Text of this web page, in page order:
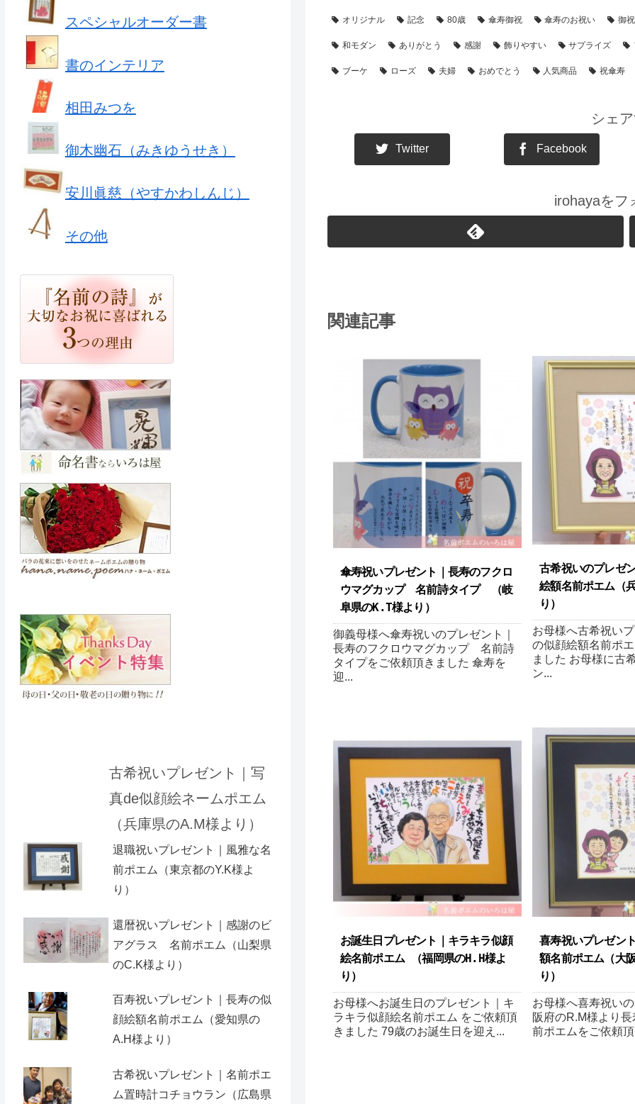
オリジナル 記念 80歳 傘寿御祝 傘寿のお祝い 御祝
和モダン ありがとう 感謝 飾りやすい サプライズ
ブーケ ローズ 夫婦 おめでとう 人気商品 祝傘寿
シェ
Twitter Facebook
irohayaをフ
関連記事
傘寿祝いプレゼント｜長寿のフクロ
ウマグカップ 名前詩タイプ （岐
阜県のK.T様より ）
御義母様へ傘寿祝いのプレゼント｜
長寿のフクロウマグカップ 名前詩
タイプをご依頼頂きました 傘寿を
迎...
古希祝いのプレゼ
絵額名前ポエム （
り ）
お母様へ古希祝い
の似顔絵額名前ポ
ました お母様に古
ン...
お誕生日プレゼント｜キラキラ似顔
絵名前ポエム （福岡県のH.H様よ
り ）
お母様へお誕生日のプレゼント｜キ
ラキラ似顔絵名前ポエム をご依頼頂
きました 79歳のお誕生日を迎え...
喜寿祝いプレゼン
額名前ポエム（大
り ）
お母様へ喜寿祝い
阪府のR.M様より
前ポエムをご依頼
スペシャルオーダー書
書のインテリア
相田みつを
御木幽石（みきゆうせき）
安川眞慈（やすかわしんじ）
その他
古希祝いプレゼント｜写
真de似顔絵ネームポエム
（兵庫県のA.M様より）
退職祝いプレゼント｜風雅な名
前ポエム（東京都のY.K様よ
り）
還暦祝いプレゼント｜感謝のビ
アグラス 名前ポエム（山梨県
のC.K様より）
百寿祝いプレゼント｜長寿の似
顔絵額名前ポエム（愛知県の
A.H様より ）
古希祝いプレゼント｜名前ポエ
ム置時計コチョウラン（広島県